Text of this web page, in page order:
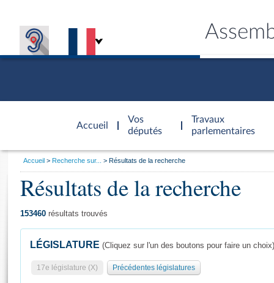
Accueil
d'accueil
Vos
députés
Travaux
parlementaires
Général
Vous
Accueil Recherche sur... Résultats de la recherche
Résultats de la recherche
153460 résultats trouvés
LÉGISLATURE (Cliquez sur l'un des boutons pour faire un choix)
17e législature (X) Précédentes législatures